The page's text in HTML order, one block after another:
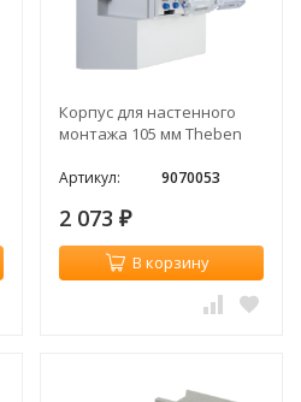
Корпус для настенного
монтажа 105 мм Theben
Артикул: 9070053
2 073 ₽
В корзину